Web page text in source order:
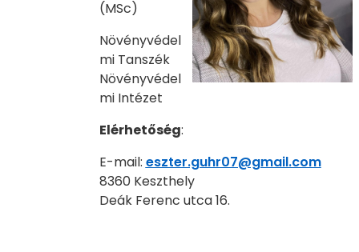
(MSc)
Növényvédel
mi Tanszék
Növényvédel
mi Intézet
Elérhetőség:
E-mail: eszter.guhr07@gmail.com
8360 Keszthely
Deák Ferenc utca 16.